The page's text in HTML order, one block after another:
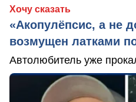
Хочу сказать
«Акопулёпсис, а не
возмущен латками
Автолюбитель уже